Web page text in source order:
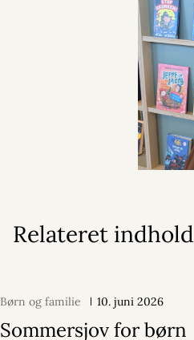
Relateret indhold
Børn og familie 10. juni 2026
Sommersjov for børn